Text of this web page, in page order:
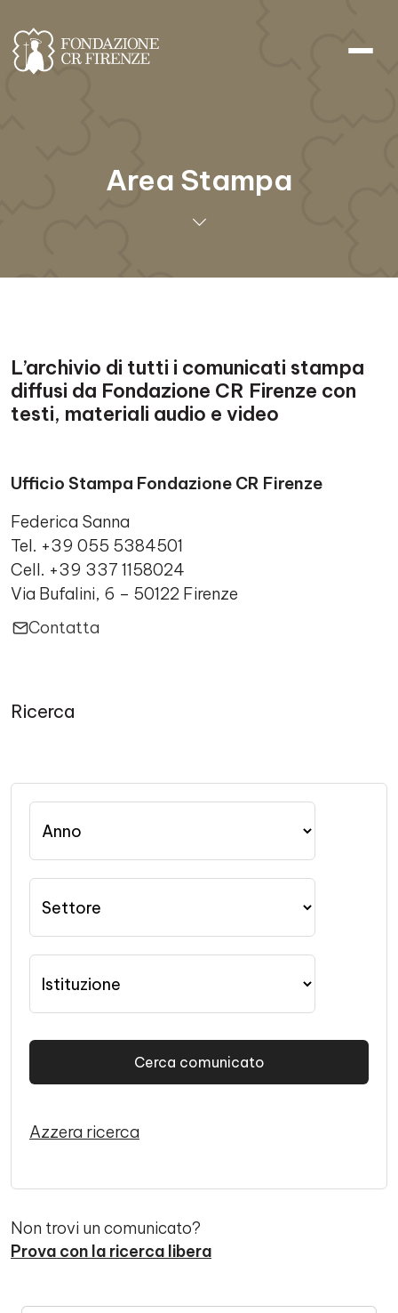
Area Stampa
L’archivio di tutti i comunicati stampa
diffusi da Fondazione CR Firenze con
testi, materiali audio e video
Ufficio Stampa Fondazione CR Firenze
Federica Sanna
Tel. +39 055 5384501
Cell. +39 337 1158024
Via Bufalini, 6 – 50122 Firenze
Contatta
Ricerca
Anno
Settore
Istituzione
Azzera ricerca
Non trovi un comunicato?
Prova con la ricerca libera